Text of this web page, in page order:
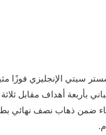
سيتي الإنجليزي فوزًا
بأربعة أهداف مقابل
ضمن ذهاب نصف نهائي